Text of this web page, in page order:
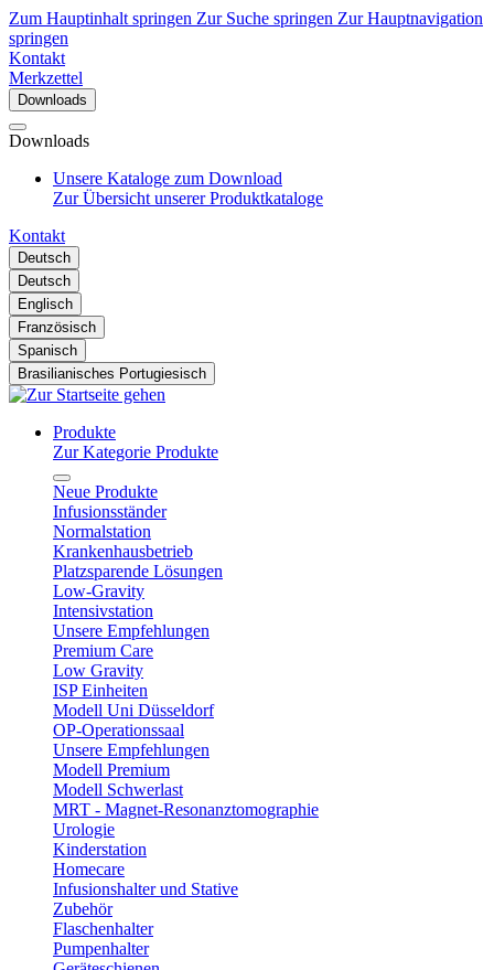
Zum Hauptinhalt springen Zur Suche springen Zur Hauptnavigation
springen
Kontakt
Merkzettel
Downloads
Downloads
Unsere Kataloge zum Download
Zur Übersicht unserer Produktkataloge
Kontakt
Deutsch
Deutsch
Englisch
Französisch
Spanisch
Brasilianisches Portugiesisch
Produkte
Zur Kategorie Produkte
Neue Produkte
Infusionsständer
Normalstation
Krankenhausbetrieb
Platzsparende Lösungen
Low-Gravity
Intensivstation
Unsere Empfehlungen
Premium Care
Low Gravity
ISP Einheiten
Modell Uni Düsseldorf
OP-Operationssaal
Unsere Empfehlungen
Modell Premium
Modell Schwerlast
MRT - Magnet-Resonanztomographie
Urologie
Kinderstation
Homecare
Infusionshalter und Stative
Zubehör
Flaschenhalter
Pumpenhalter